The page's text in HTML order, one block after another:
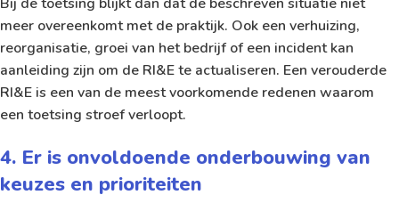
meer overeenkomt met de praktijk. Ook een verhuizing,
reorganisatie, groei van het bedrijf of een incident kan
aanleiding zijn om de RI&E te actualiseren. Een verouderde
RI&E is een van de meest voorkomende redenen waarom
een toetsing stroef verloopt.
4. Er is onvoldoende onderbouwing van
keuzes en prioriteiten